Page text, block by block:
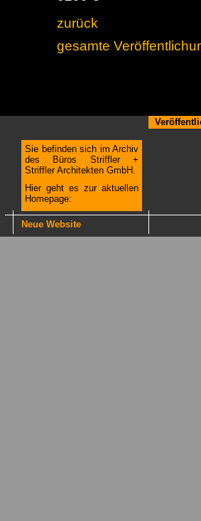
Neue Website
zurück
gesamte
Sie befinden sich im Archiv
des Büros Striffler +
Striffler Architekten GmbH.
Hier geht es zur aktuellen
Homepage: